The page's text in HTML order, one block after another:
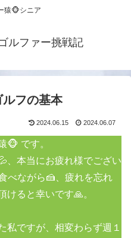
猿🐵シニア
ルファー挑戦記
フの基本
2024.06.15 2024.06.07
🐵 です。
、本当にお疲れ様でござい
べながら🍰、疲れを忘れ
けると幸いです🙏。
私ですが、相変わらず週１